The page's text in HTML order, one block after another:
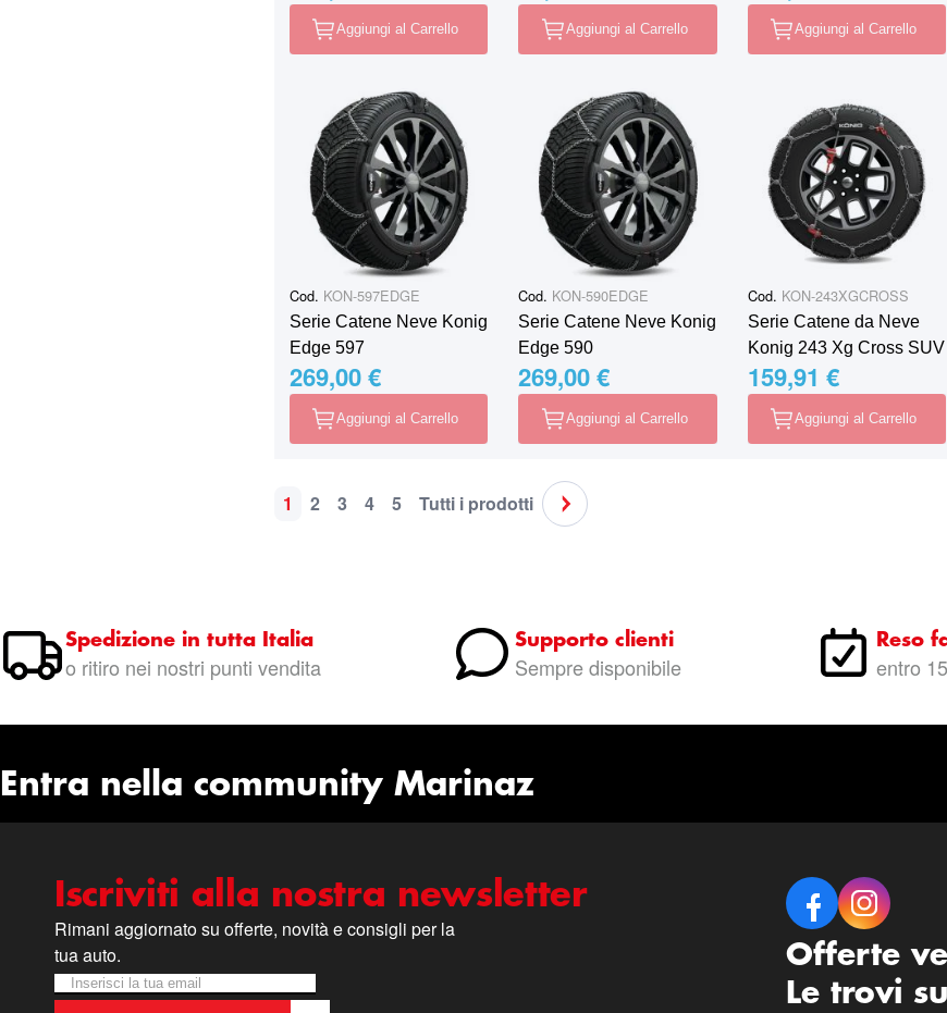
Aggiungi al Carrello Aggiungi al Carrello Aggiungi al Carrello
Cod. KON-597EDGE
Serie Catene Neve Konig
Edge 597
269,00 €
Aggiungi al Carrello
Cod. KON-590EDGE
Serie Catene Neve Konig
Edge 590
269,00 €
Aggiungi al Carrello
Cod. KON-243XGCROSS
Serie Catene da Neve
Konig 243 Xg Cross SUV
159,91 €
Aggiungi al Carrello
Pagina
Attualmente stai leggendo la pagina
1 Pagina
2 Pagina
3 Pagina
4 Pagina
5 Pagina
Successivo
Pagina
Tutti i prodotti
Spedizione in tutta Italia
o ritiro nei nostri punti vendita
Supporto clienti
Sempre disponibile
Reso
entro
Entra nella community Marinaz
Iscriviti alla nostra newsletter
Rimani aggiornato su offerte, novità e consigli per la
tua auto.
Newsletter
Iscriviti alla nostra Newsletter:
Offerte
Le trovi